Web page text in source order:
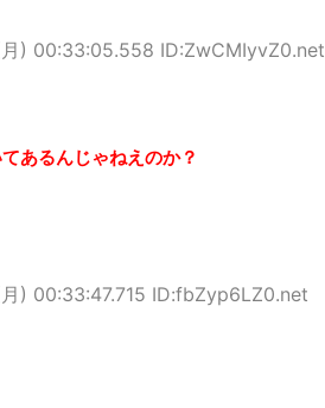
) 00:33:05.558 ID:ZwCMIyvZ0.net
あるんじゃねえのか？
) 00:33:47.715 ID:fbZyp6LZ0.net